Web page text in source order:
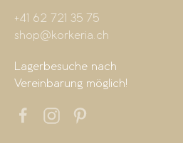
+41 62 721 35 75
shop@korkeria.ch
Lagerbesuche nach
Vereinbarung möglich!